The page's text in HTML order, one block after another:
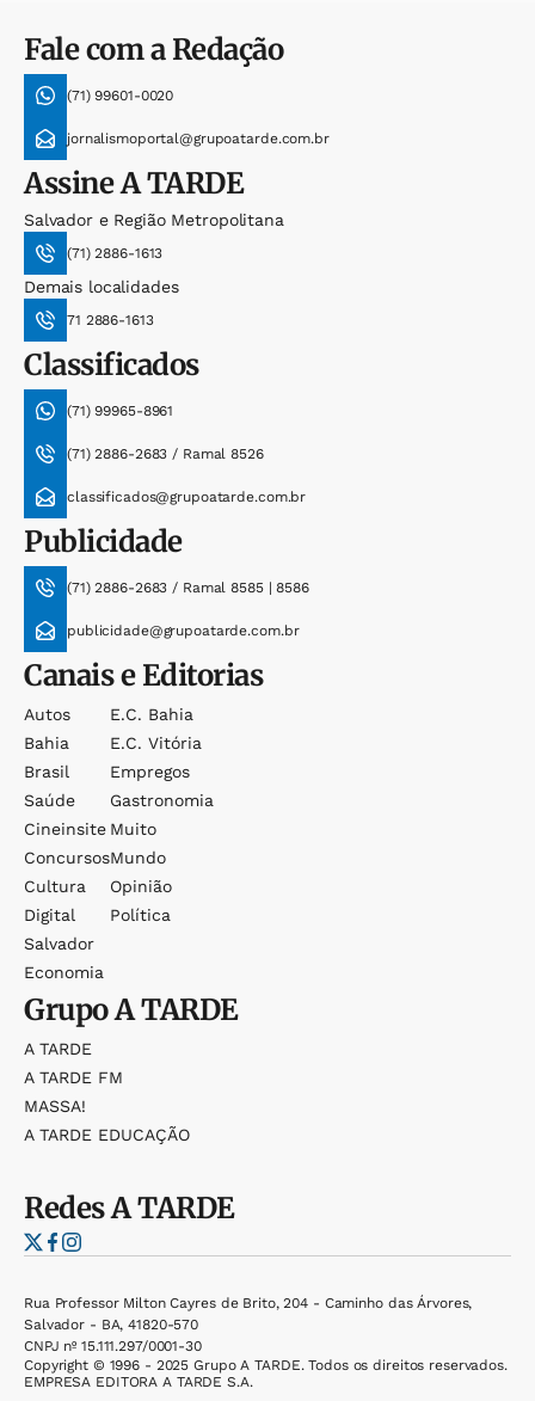
Fale com a Redação
(71) 99601-0020
jornalismoportal@grupoatarde.com.br
AssineA TARDE
Salvador e Região Metropolitana
(71) 2886-1613
Demais localidades
71 2886-1613
Classificados
(71) 99965-8961
(71) 2886-2683 / Ramal 8526
classificados@grupoatarde.com.br
Publicidade
(71) 2886-2683 / Ramal 8585 | 8586
publicidade@grupoatarde.com.br
Canais e Editorias
Autos
Bahia
Brasil
Saúde
Cineinsite
Concursos
Cultura
Digital
Salvador
Economia
E.c. Bahia
E.c. Vitória
Empregos
Gastronomia
Muito
Mundo
Opinião
Política
GrupoA TARDE
A TARDE
A TARDE FM
MASSA!
A TARDE EDUCAÇÃO
RedesA TARDE
Rua Professor Milton Cayres de Brito, 204 - Caminho das Árvores,
Salvador - BA, 41820-570
CNPJ nº 15.111.297/0001-30
Copyright © 1996 - 2025 Grupo A TARDE. Todos os direitos reservados.
EMPRESA EDITORA A TARDE S.A.